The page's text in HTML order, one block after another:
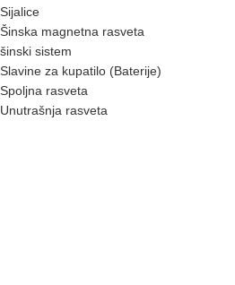
Sijalice
Šinska magnetna rasveta
šinski sistem
Slavine za kupatilo (Baterije)
Spoljna rasveta
Unutrašnja rasveta